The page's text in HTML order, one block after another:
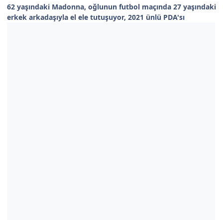
62 yaşındaki Madonna, oğlunun futbol maçında 27 yaşındaki
erkek arkadaşıyla el ele tutuşuyor, 2021 ünlü PDA'sı